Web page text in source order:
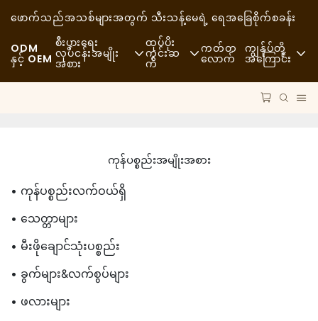
ဖောက်သည်အသစ်များအတွက် သီးသန့်မေရဲ့ ရေအခြေစိုက်စခန်း
ODM
နှင့် OEM
စီးပွားရေး
လုပ်ငန်းအမျိုး
အစား
အမြန်ပြင်အစားအစာ
ကော်ဖီဆိုင်များနှင့် ကော်ဖီဆိုင်များ
ဘူဖေး
အစားအသောက်ထရပ်ကားများ
မုန့်ဖုတ်ဆိုင်
အဆီပြန်တဲ့ဇွန်း
ထုပ်ပိုး
ကွင်းဆ
က်
ကုန်ကြမ်းပစ္စည်းများ
နည်းပညာ
ကတ်တ
လောက်
ကျွန်ုပ်တို့
အကြောင်း
ကုန်ပစ္စည်းအမျိုးအစား
• ကုန်ပစ္စည်းလက်ဝယ်ရှိ
• သေတ္တာများ
• မီးဖိုချောင်သုံးပစ္စည်း
• ခွက်များ&လက်စွပ်များ
• ဖလားများ